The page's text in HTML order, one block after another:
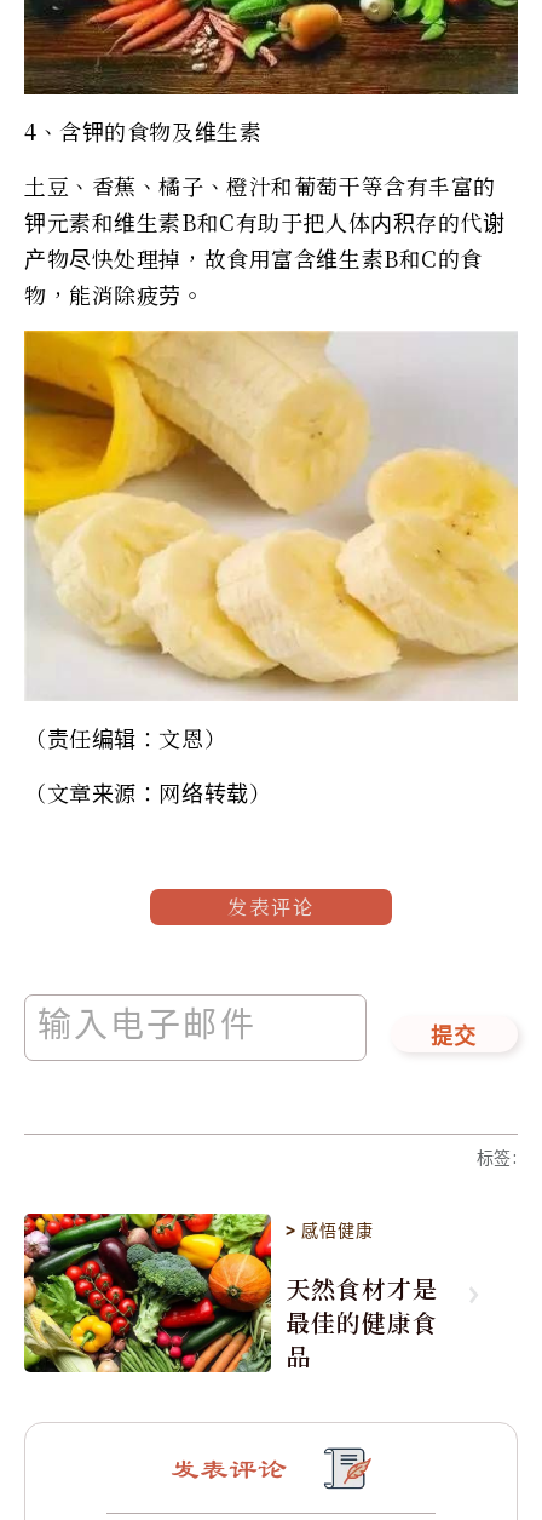
4、含钾的食物及维生素
土豆、香蕉、橘子、橙汁和葡萄干等含有丰富的
钾元素和维生素B和C有助于把人体内积存的代谢
产物尽快处理掉，故食用富含维生素B和C的食
物，能消除疲劳。
（责任编辑：文恩）
（文章来源：网络转载）
发表评论
提交
标签:
>感悟健康
天然食材才是
最佳的健康食
品
发表评论